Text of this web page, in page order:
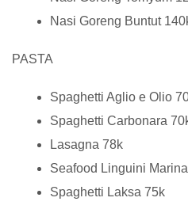
Nasi Goreng Buntut
PASTA
Spaghetti Aglio e Olio
Spaghetti Carbonara
Lasagna 78k
Seafood Linguini
Spaghetti Laksa 75k